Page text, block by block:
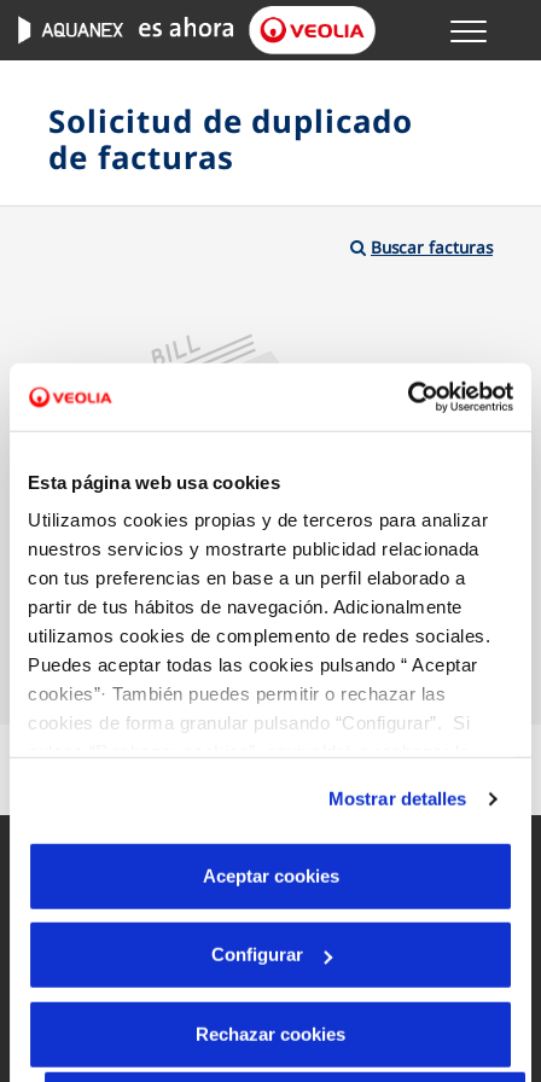
Esta página web usa cookies
Utilizamos cookies propias y de terceros para analizar
nuestros servicios y mostrarte publicidad relacionada
con tus preferencias en base a un perfil elaborado a
partir de tus hábitos de navegación. Adicionalmente
utilizamos cookies de complemento de redes sociales.
Puedes aceptar todas las cookies pulsando “ Aceptar
cookies”· También puedes permitir o rechazar las
cookies de forma granular pulsando “Configurar”. Si
son indispensables para que el sitio web funcione y que
por tanto no se pueden desactivar. Puedes consultar
más información en nuestraPolítica de Cookies
Mostrar detalles
Aceptar cookies
Configurar
Rechazar cookies
Menu
VER TODAS LAS GESTIONES
CONÓCENOS
VER TODAS LAS GESTIONES
Solicitud de duplicado
de facturas
Buscar facturas
Mapa Web
Aviso legal y privacidad de la web
Política de cookies
Protección de datos